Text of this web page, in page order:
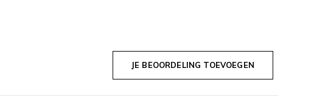
JE BEOORDELING TOEVOEGEN